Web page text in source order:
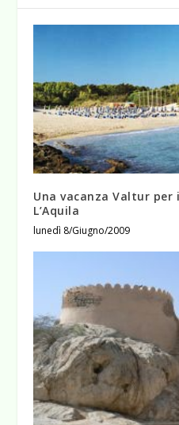
Una vacanza Valtur
L’Aquila
lunedì 8/Giugno/2009